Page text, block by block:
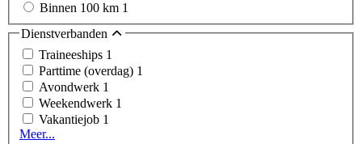
Binnen 100 km 1
Dienstverbanden
Traineeships 1
Parttime (overdag) 1
Avondwerk 1
Weekendwerk 1
Vakantiejob 1
Meer...